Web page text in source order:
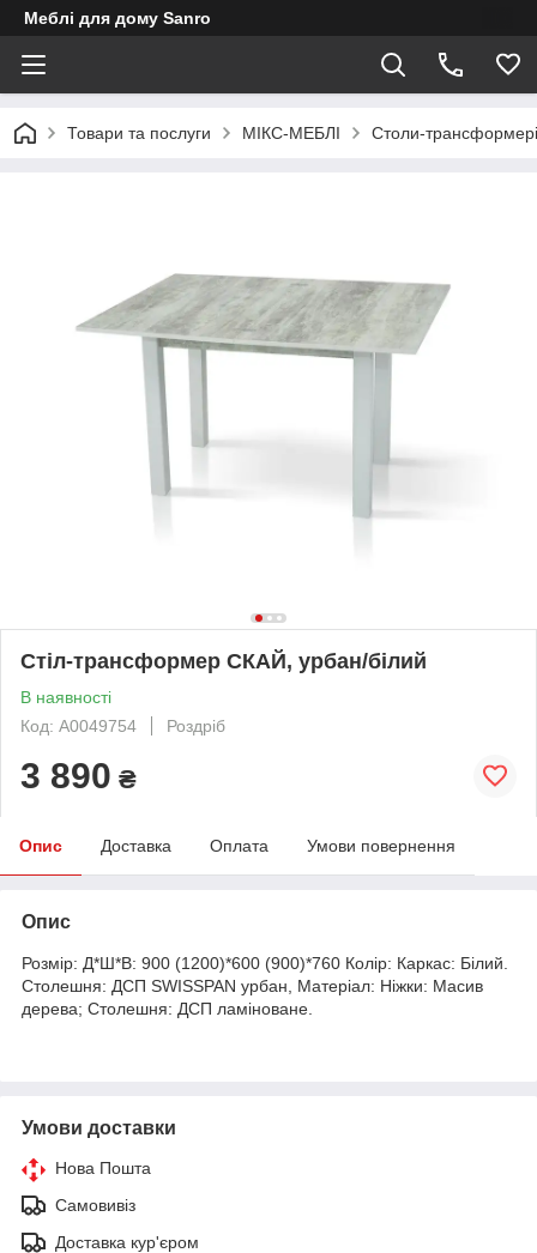
Меблі для дому Sanro
Товари та послуги МІКС-МЕБЛІ Столи-трансформері
Стіл-трансформер СКАЙ, урбан/білий
В наявності
Код: А0049754
Роздріб
3 890 ₴
Опис Доставка Оплата Умови повернення
Опис
Розмір: Д*Ш*В: 900 (1200)*600 (900)*760 Колір: Каркас: Білий.
Столешня: ДСП SWISSPAN урбан, Матеріал: Ніжки: Масив
дерева; Столешня: ДСП ламіноване.
Умови доставки
Нова Пошта
Самовивіз
Доставка кур'єром